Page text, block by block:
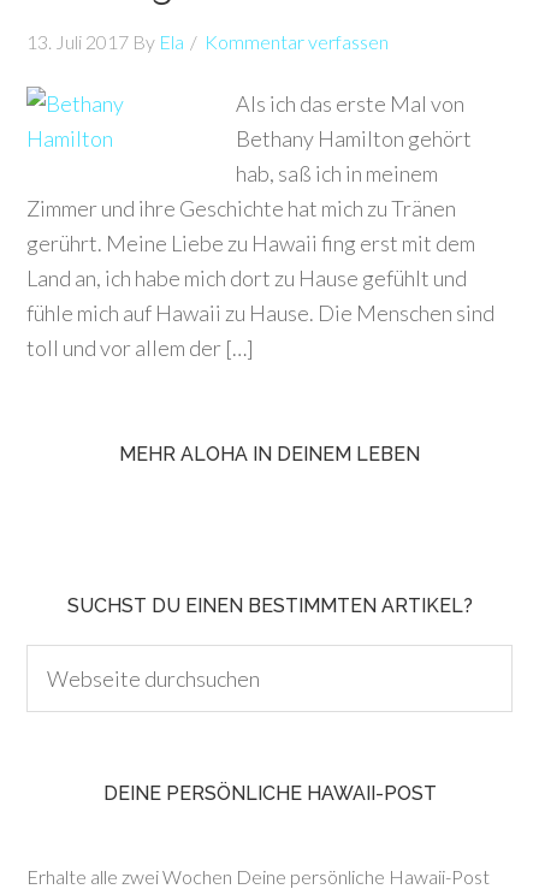
13. Juli 2017 By Ela Kommentar verfassen
Als ich das erste Mal von
Bethany Hamilton gehört
hab, saß ich in meinem
Zimmer und ihre Geschichte hat mich zu Tränen
gerührt. Meine Liebe zu Hawaii fing erst mit dem
Land an, ich habe mich dort zu Hause gefühlt und
fühle mich auf Hawaii zu Hause. Die Menschen sind
toll und vor allem der […]
MEHR ALOHA IN DEINEM LEBEN
SUCHST DU EINEN BESTIMMTEN ARTIKEL?
DEINE PERSÖNLICHE HAWAII-POST
Erhalte alle zwei Wochen Deine persönliche Hawaii-Post